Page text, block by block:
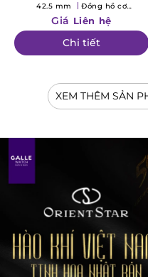
42.5 mm
Đồng hồ cơ
(Mechanical)
Giá Liên hệ
Chi tiết
XEM THÊM SẢN